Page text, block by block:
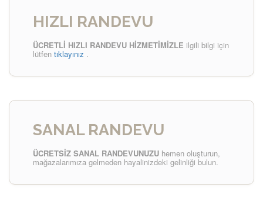
HIZLI RANDEVU
ÜCRETLİ HIZLI RANDEVU HİZMETİMİZLE ilgili bilgi için
lütfen tıklayınız .
SANAL RANDEVU
ÜCRETSİZ SANAL RANDEVUNUZU hemen oluşturun,
mağazalarımıza gelmeden hayalinizdeki gelinliği bulun.